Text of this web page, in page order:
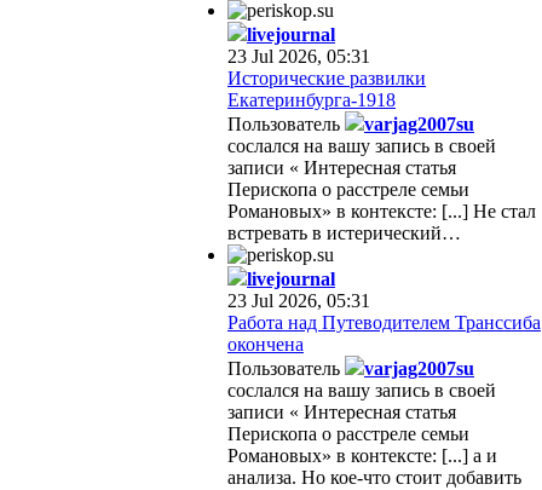
livejournal
23 Jul 2026, 05:31
Исторические развилки
Екатеринбурга-1918
Пользователь
varjag2007su
сослался на вашу запись в своей
записи « Интересная статья
Перископа о расстреле семьи
Романовых» в контексте: [...] Не стал
встревать в истерический…
livejournal
23 Jul 2026, 05:31
Работа над Путеводителем Транссиба
окончена
Пользователь
varjag2007su
сослался на вашу запись в своей
записи « Интересная статья
Перископа о расстреле семьи
Романовых» в контексте: [...] а и
анализа. Но кое-что стоит добавить